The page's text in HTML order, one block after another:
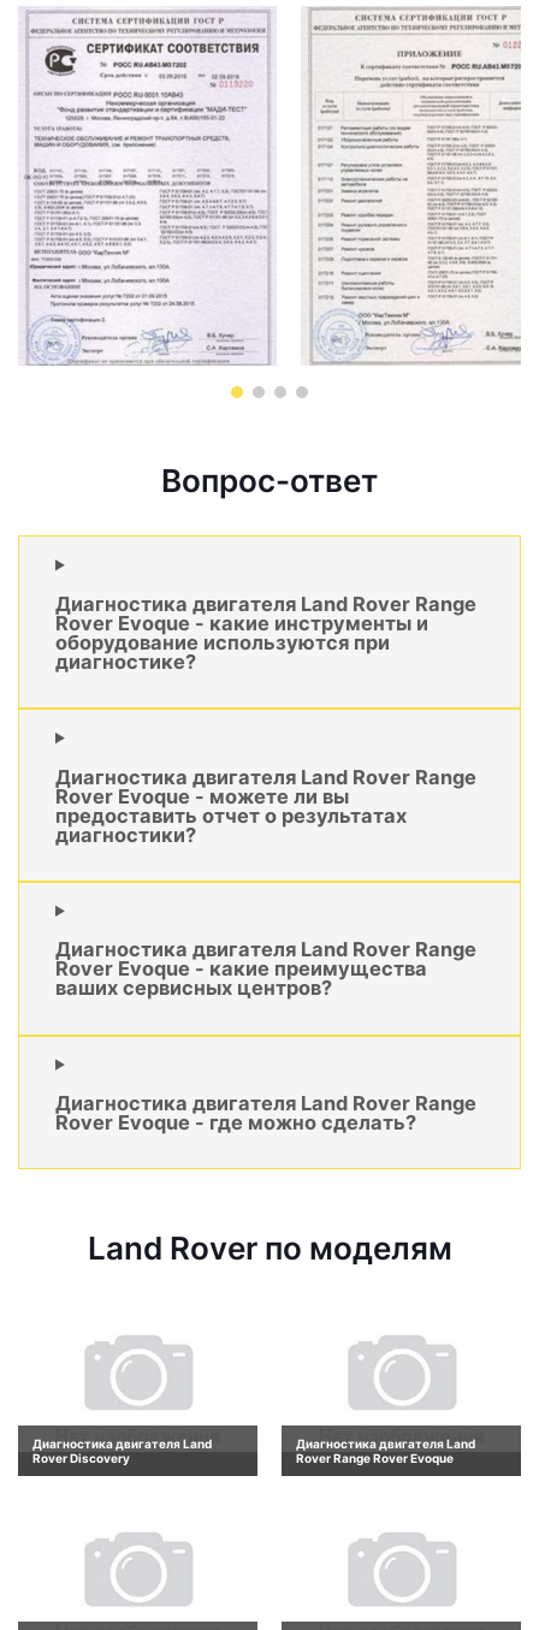
Вопрос-ответ
Диагностика двигателя Land Rover Range
Rover Evoque - какие инструменты и
оборудование используются при
диагностике?
Диагностика двигателя Land Rover Range
Rover Evoque - можете ли вы
предоставить отчет о результатах
диагностики?
Диагностика двигателя Land Rover Range
Rover Evoque - какие преимущества
ваших сервисных центров?
Диагностика двигателя Land Rover Range
Rover Evoque - где можно сделать?
Land Rover по моделям
Диагностика двигателя Land
Rover Discovery
Диагностика двигателя Land
Rover Range Rover Evoque